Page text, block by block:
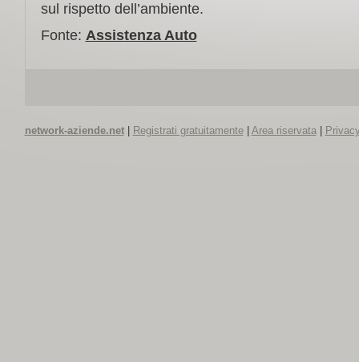
sul rispetto dell’ambiente.
Fonte: Assistenza Auto
network-aziende.net| Registrati gratuitamente| Area riservata|